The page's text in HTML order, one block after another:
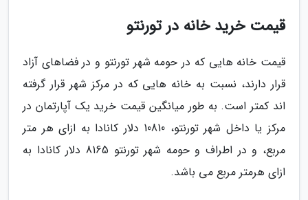
قیمت خرید خانه در تورنتو
قیمت خانه هایی که در حومه شهر تورنتو و در فضاهای آزاد
قرار دارند، نسبت به خانه هایی که در مرکز شهر قرار گرفته
اند کمتر است. به طور میانگین قیمت خرید یک آپارتمان در
مرکز یا داخل شهر تورنتو، 10810 دلار کانادا به ازای هر متر
مربع، و در اطراف و حومه شهر تورنتو 8165 دلار کانادا به
ازای هرمتر مربع می باشد.